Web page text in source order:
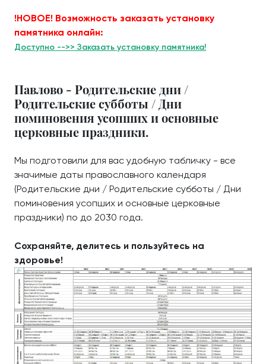
!НОВОЕ! Возможность заказать установку
памятника онлайн:
Доступно -->> Заказать установку памятника!
Павлово - Родительские дни /
Родительские субботы / Дни
поминовения усопших и основные
церковные праздники.
Мы подготовили для вас удобную табличку - все
значимые даты православного календаря
(Родительские дни / Родительские субботы / Дни
поминовения усопших и основные церковные
праздники) по до 2030 года.
Сохраняйте, делитесь и пользуйтесь на
здоровье!